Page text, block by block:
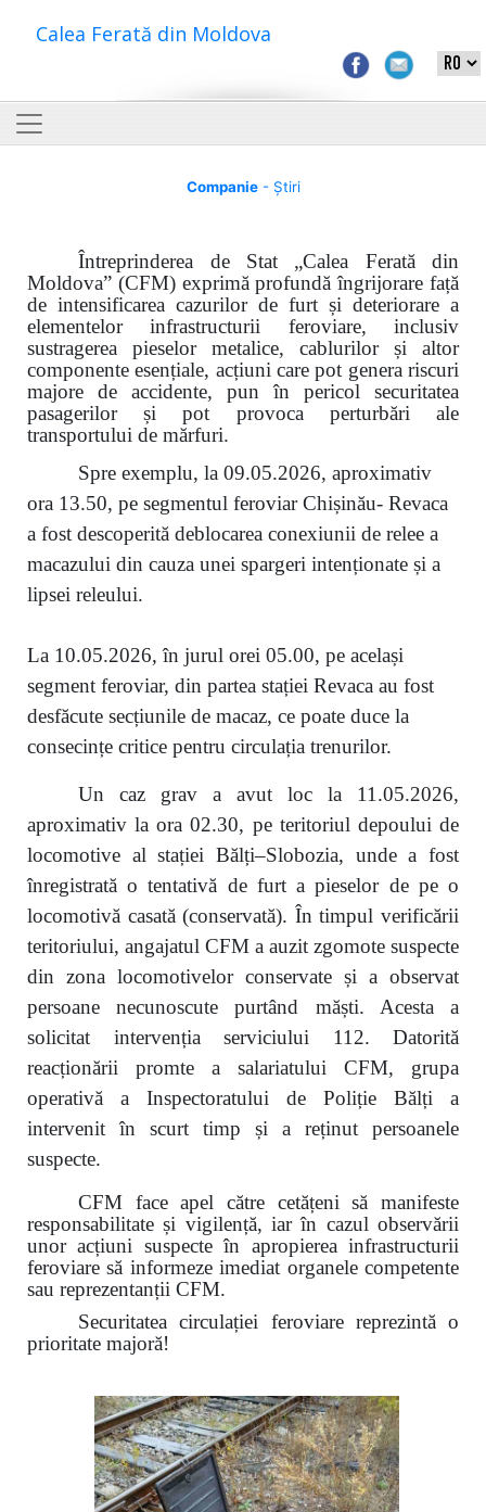
Calea Ferată din Moldova
Companie- Știri
Întreprinderea de Stat „Calea Ferată din
Moldova” (CFM) exprimă profundă îngrijorare față
de intensificarea cazurilor de furt și deteriorare a
elementelor infrastructurii feroviare, inclusiv
sustragerea pieselor metalice, cablurilor și altor
componente esențiale, acțiuni care pot genera riscuri
majore de accidente, pun în pericol securitatea
pasagerilor și pot provoca perturbări ale
transportului de mărfuri.
Spre exemplu, la 09.05.2026, aproximativ
ora 13.50, pe segmentul feroviar Chișinău- Revaca
a fost descoperită deblocarea conexiunii de relee a
macazului din cauza unei spargeri intenționate și a
lipsei releului.
La 10.05.2026, în jurul orei 05.00, pe același
segment feroviar, din partea stației Revaca au fost
desfăcute secțiunile de macaz, ce poate duce la
consecințe critice pentru circulația trenurilor.
Un caz grav a avut loc la 11.05.2026,
aproximativ la ora 02.30, pe teritoriul depoului de
locomotive al stației Bălți–Slobozia, unde a fost
înregistrată o tentativă de furt a pieselor de pe o
locomotivă casată (conservată). În timpul verificării
teritoriului, angajatul CFM a auzit zgomote suspecte
din zona locomotivelor conservate și a observat
persoane necunoscute purtând măști. Acesta a
solicitat intervenția serviciului 112. Datorită
reacționării promte a salariatului CFM, grupa
operativă a Inspectoratului de Poliție Bălți a
intervenit în scurt timp și a reținut persoanele
suspecte.
CFM face apel către cetățeni să manifeste
responsabilitate și vigilență, iar în cazul observării
unor acțiuni suspecte în apropierea infrastructurii
feroviare să informeze imediat organele competente
sau reprezentanții CFM.
Securitatea circulației feroviare reprezintă o
prioritate majoră!